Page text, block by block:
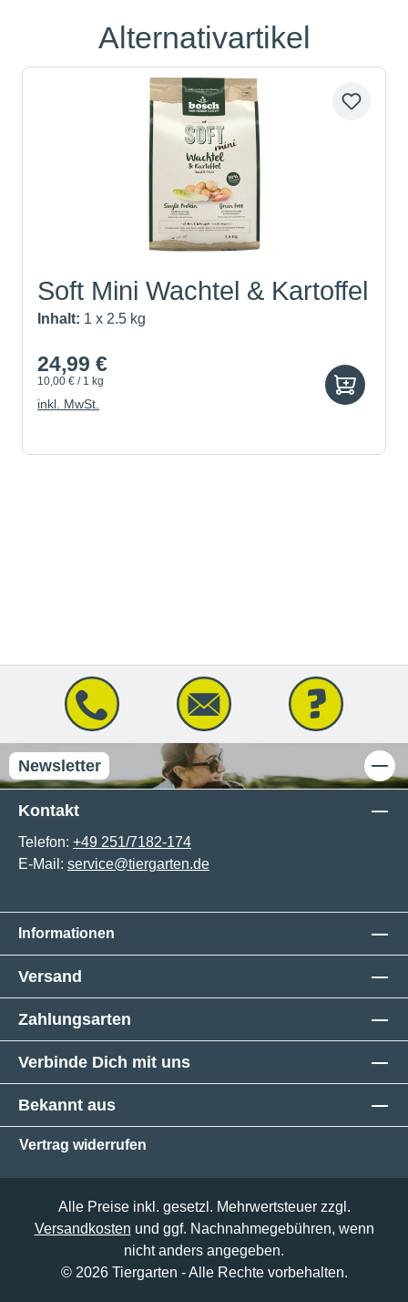
Produktgalerie überspringen
Alternativartikel
Soft Mini Wachtel & Kartoffel
Inhalt: 1 x 2.5 kg
24,99 €
10,00 € / 1 kg
inkl. MwSt.
Newsletter
Kontakt
Telefon: +49 251/7182-174
E-Mail: service@tiergarten.de
Informationen
Versand
Zahlungsarten
Verbinde Dich mit uns
Bekannt aus
Vertrag widerrufen
Alle Preise inkl. gesetzl. Mehrwertsteuer zzgl.
Versandkosten und ggf. Nachnahmegebühren, wenn
nicht anders angegeben.
© 2026 Tiergarten - Alle Rechte vorbehalten.